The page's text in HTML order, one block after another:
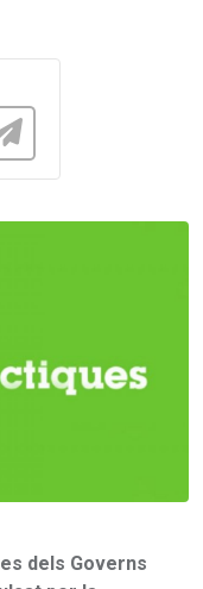
dels Governs